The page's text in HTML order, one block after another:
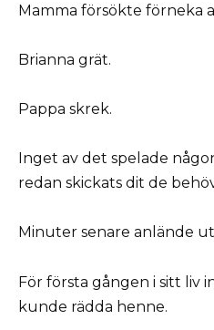
Mamma försökte förneka
Brianna grät.
Pappa skrek.
Inget av det spelade
redan skickats dit de
Minuter senare anlände
För första gången i sitt liv
kunde rädda henne.